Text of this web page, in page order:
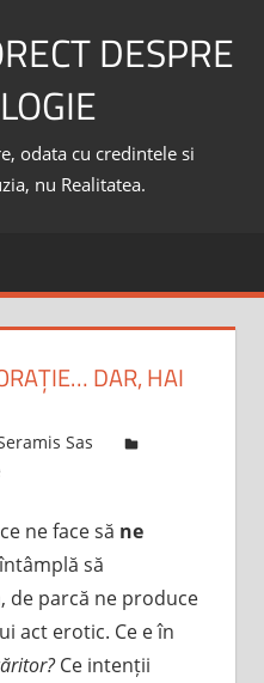
DESPRE
odata cu credintele si
nu Realitatea.
DAR, HAI
Sas
ne face să ne
să
de parcă ne produce
act erotic. Ce e în
Ce intenții